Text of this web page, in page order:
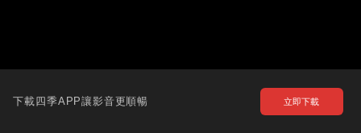
下載四季APP讓影音更順暢 立即下載